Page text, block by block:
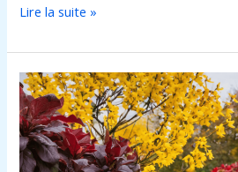
Lire la suite »
Découvrez
les
arbustes
à
feuilles